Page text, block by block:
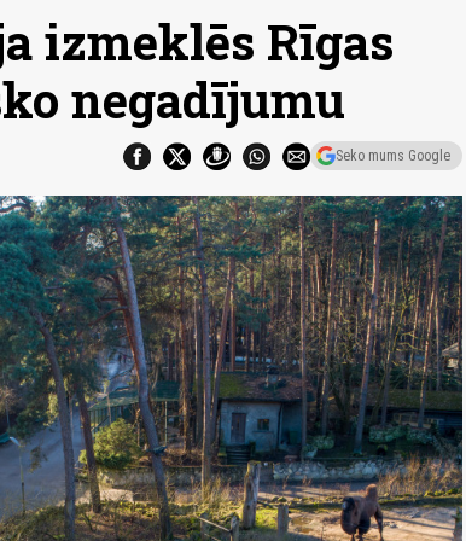
izmeklēs Rīgas
negadījumu
Seko mums Google